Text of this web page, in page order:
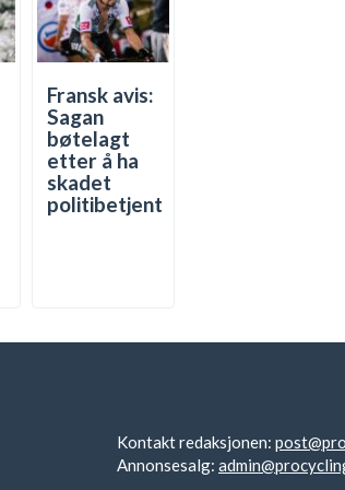
Fransk avis:
Sagan
bøtelagt
etter å ha
skadet
politibetjent
Kontakt redaksjonen:
Annonsesalg: